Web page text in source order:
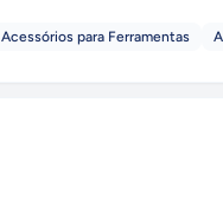
Acessórios para Ferramentas